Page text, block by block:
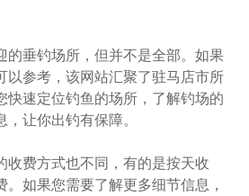
的垂钓场所，但并不是全部。如果
以参考，该网站汇聚了驻马店市所
快速定位钓鱼的场所，了解钓场的
让你出钓有保障。
收费方式也不同，有的是按天收
如果您需要了解更多细节信息，